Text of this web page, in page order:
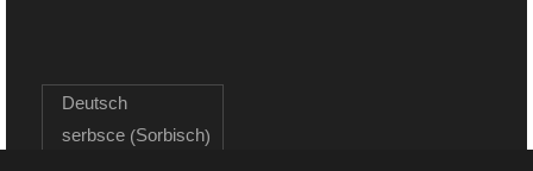
Deutsch
serbsce (Sorbisch)